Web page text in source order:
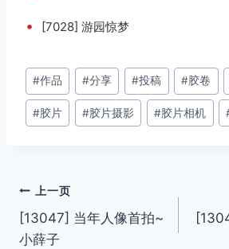
• [7028] 游园惊梦
文
章
标
#作品 #分享 #投稿 #胶卷
#胶片 #胶片摄影 #胶片相机
文
章
上一页
[13047] 当年人像首拍~
小薛子